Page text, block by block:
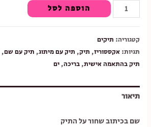
כמות
של
הוספה לסל
קטגוריה: תיקים
תגיות: אקססוריז, תיק, תיק עם מיתוג, תיק עם שם,
תיק בהתאמה אישית,בריכה,ים
תיאור
שם בכיתוב שחור על התיק